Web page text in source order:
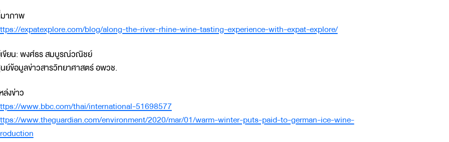
าภาพ
expatexplore.com/blog/along-the-river-rhine-wine-tasting-experience-with-expat-explore/
ขียน: พงศ์ธร สมบูรณ์วณิชย์
ย์ข้อมูลข่าวสารวิทยาศาสตร์ อพวช.
ล่งข่าว
www.bbc.com/thai/international-51698577
www.theguardian.com/environment/2020/mar/01/warm-winter-puts-paid-to-german-ice-wine-